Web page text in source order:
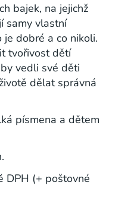
bajek, na jejichž
samy vlastní
je dobré a co nikoli.
tvořivost dětí
vedli své děti
dělat správná
písmena a dětem
DPH (+ poštovné